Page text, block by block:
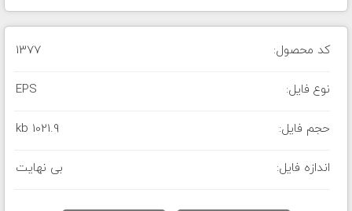
کد محصول: 1377
نوع فایل: EPS
حجم فایل: 1021.9 kb
اندازه فایل: بی نهایت